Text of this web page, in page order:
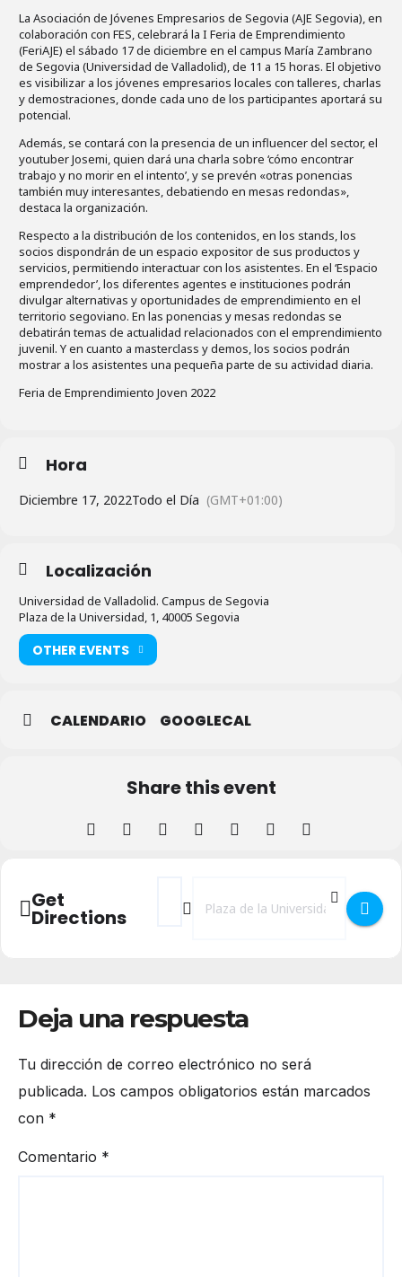
La Asociación de Jóvenes Empresarios de Segovia (AJE Segovia), en
colaboración con FES, celebrará la I Feria de Emprendimiento
(FeriAJE) el sábado 17 de diciembre en el campus María Zambrano
de Segovia (Universidad de Valladolid), de 11 a 15 horas. El objetivo
es visibilizar a los jóvenes empresarios locales con talleres, charlas
y demostraciones, donde cada uno de los participantes aportará su
potencial.
Además, se contará con la presencia de un influencer del sector, el
youtuber Josemi, quien dará una charla sobre ‘cómo encontrar
trabajo y no morir en el intento’, y se prevén «otras ponencias
también muy interesantes, debatiendo en mesas redondas»,
destaca la organización.
Respecto a la distribución de los contenidos, en los stands, los
socios dispondrán de un espacio expositor de sus productos y
servicios, permitiendo interactuar con los asistentes. En el ‘Espacio
emprendedor’, los diferentes agentes e instituciones podrán
divulgar alternativas y oportunidades de emprendimiento en el
territorio segoviano. En las ponencias y mesas redondas se
debatirán temas de actualidad relacionados con el emprendimiento
juvenil. Y en cuanto a masterclass y demos, los socios podrán
mostrar a los asistentes una pequeña parte de su actividad diaria.
Feria de Emprendimiento Joven 2022
Hora
Diciembre 17, 2022Todo el Día (GMT+01:00)
Localización
Universidad de Valladolid. Campus de Segovia
Plaza de la Universidad, 1, 40005 Segovia
OTHER EVENTS
CALENDARIO GOOGLECAL
Share this event
Get
Directions
Address - Feria de Emprendimiento
Destination Address - Feria de
Deja una respuesta
Tu dirección de correo electrónico no será
publicada. Los campos obligatorios están marcados
con *
Comentario *